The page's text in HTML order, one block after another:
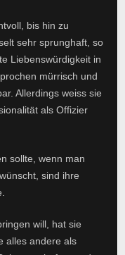
bis hin zu
sehr sprunghaft, so
Liebenswürdigkeit in
mürrisch und
Allerdings weiss sie
als Offizier
sollte, wenn man
sind ihre
will, hat sie
alles andere als